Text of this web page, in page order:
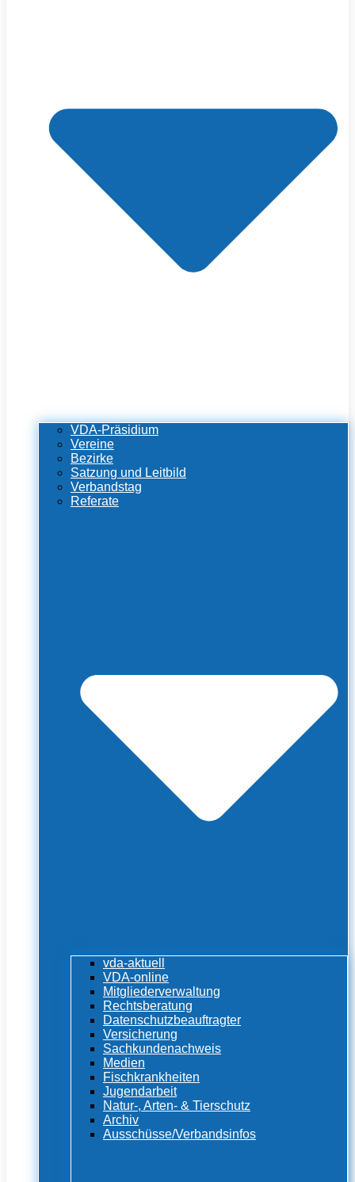
VDA-Präsidium
Vereine
Bezirke
Satzung und Leitbild
Verbandstag
Referate
vda-aktuell
VDA-online
Mitgliederverwaltung
Rechtsberatung
Datenschutzbeauftragter
Versicherung
Sachkundenachweis
Medien
Fischkrankheiten
Jugendarbeit
Natur-, Arten- & Tierschutz
Archiv
Ausschüsse/Verbandsinfos